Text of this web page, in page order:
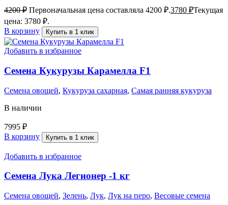
4200₽ Первоначальная цена составляла 4200 ₽.3780 ₽Текущая
цена: 3780 ₽.
В корзину
Купить в 1 клик
Добавить в избранное
Семена Кукурузы Карамелла F1
Семена овощей, Кукуруза сахарная, Самая ранняя кукуруза
В наличии
7995 ₽
В корзину
Купить в 1 клик
Добавить в избранное
Семена Лука Легионер -1 кг
Семена овощей, Зелень, Лук, Лук на перо, Весовые семена